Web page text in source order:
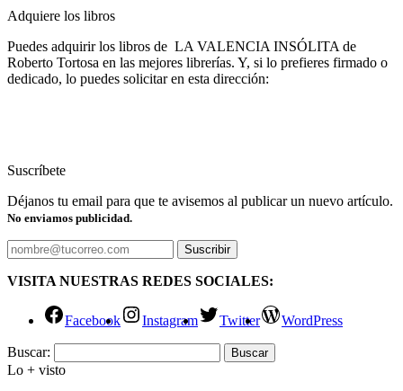
Adquiere los libros
Puedes adquirir los libros de LA VALENCIA INSÓLITA de
Roberto Tortosa en las mejores librerías. Y, si lo prefieres firmado o
dedicado, lo puedes solicitar en esta dirección:
Suscríbete
Déjanos tu email para que te avisemos al publicar un nuevo artículo.
No enviamos publicidad.
VISITA NUESTRAS REDES SOCIALES:
Facebook Instagram Twitter WordPress
Buscar:
Lo + visto